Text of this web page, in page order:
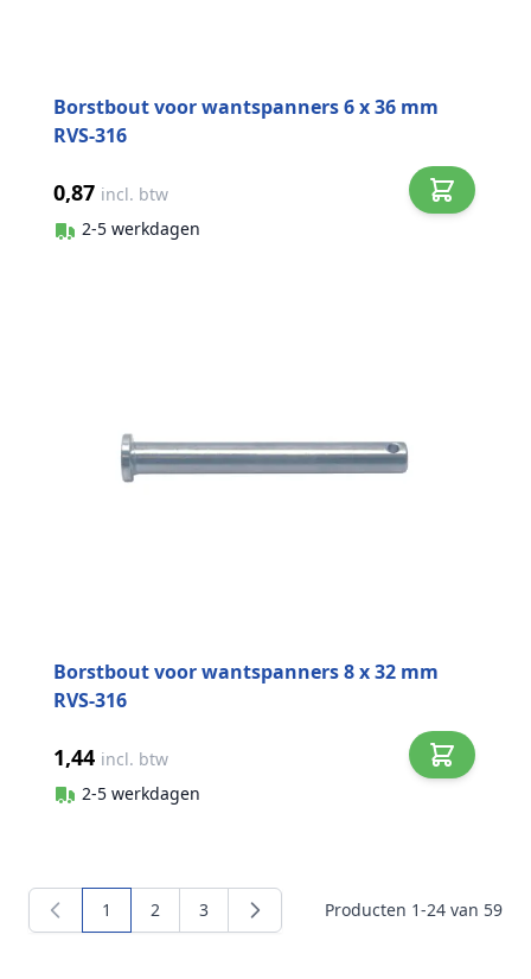
Borstbout voor wantspanners 6 x 36 mm
RVS-316
0,87 incl. btw
2-5 werkdagen
Borstbout voor wantspanners 8 x 32 mm
RVS-316
1,44 incl. btw
2-5 werkdagen
Producten 1-24 van 59
U lees momenteel pagina
1 Pagina
2 Pagina
3